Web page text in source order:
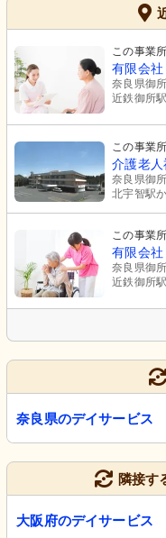
この事業
有限会
奈良県御
近鉄御所
この事業
介護老人
奈良県御
北宇智駅
この事業
有限会
奈良県御
近鉄御所
奈良県のデイサービス
隣接す
大阪府のデイサービス